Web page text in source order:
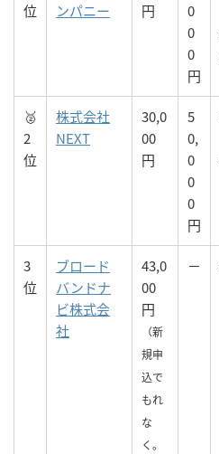
位
ンパニー
円
0
0
0
円
🥈
2
位
株式会社
NEXT
30,0
00
円
5
0,
0
0
0
円
3
位
ブロード
バンドナ
ビ株式会
社
43,0
00
円
（新
規申
込で
もれ
な
く。
－